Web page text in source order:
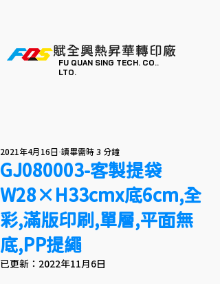
賦全興熱昇華轉印廠
FU QUAN SING TECH. CO..
LTO.
GJ080003-客製提袋
W28×H33cmx底6cm,全
彩,滿版印刷,單層,平面無
底,PP提繩
2021年4月16日 讀畢需時 3 分鐘
已更新： 2022年11月6日